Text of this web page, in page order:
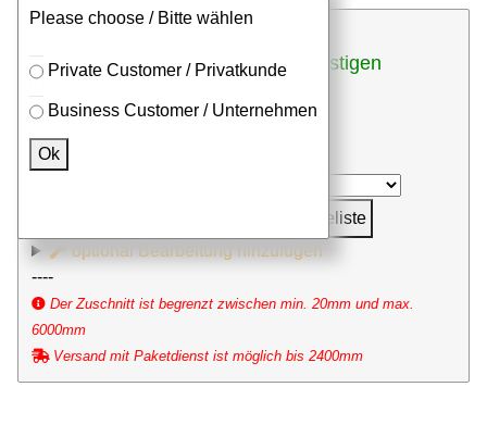
Please choose / Bitte wählen
Private Customer / Privatkunde
Business Customer / Unternehmen
Ok
bei Zuschnitten (inkl. Sägeschnitt)
günstigen
⮮
in Anfrageliste
optional Bearbeitung hinzufügen
----
Der Zuschnitt ist begrenzt zwischen min. 20mm und max.
6000mm
Versand mit Paketdienst ist möglich bis 2400mm